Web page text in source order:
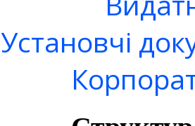
Установчі